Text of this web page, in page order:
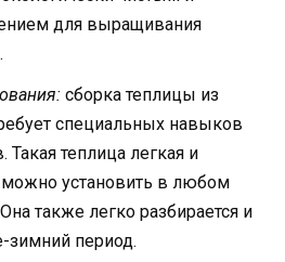
для выращивания
сборка теплицы из
специальных навыков
Такая теплица легкая и
можно установить в любом
также легко разбирается и
зимний период.